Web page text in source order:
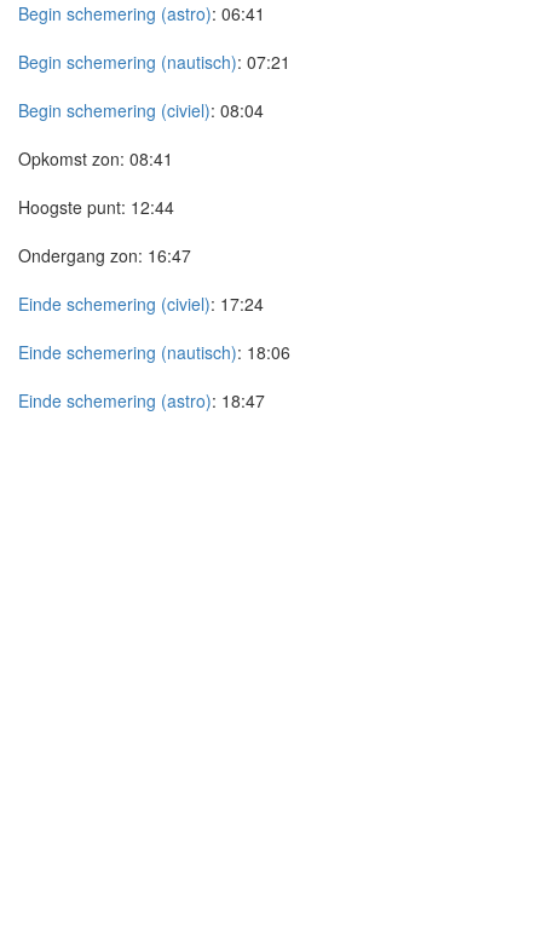
Begin schemering (astro): 06:41
Begin schemering (nautisch): 07:21
Begin schemering (civiel): 08:04
Opkomst zon: 08:41
Hoogste punt: 12:44
Ondergang zon: 16:47
Einde schemering (civiel): 17:24
Einde schemering (nautisch): 18:06
Einde schemering (astro): 18:47